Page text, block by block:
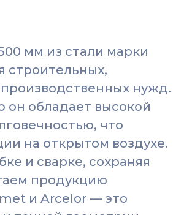
мм из стали марки
нужд.
он обладает высокой
что
на открытом воздухе.
и сварке, сохраняя
продукцию
и Arcelor — это